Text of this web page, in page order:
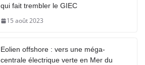
qui fait trembler le GIEC
15 août 2023
Eolien offshore : vers une méga-
centrale électrique verte en Mer du